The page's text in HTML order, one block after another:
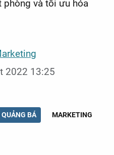
phòng và tối ưu hóa
2022 13:25
BÁ MARKETING